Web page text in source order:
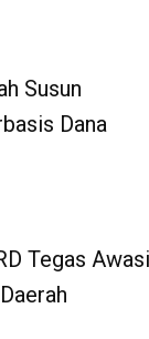
Susun
Dana
Tegas Awasi